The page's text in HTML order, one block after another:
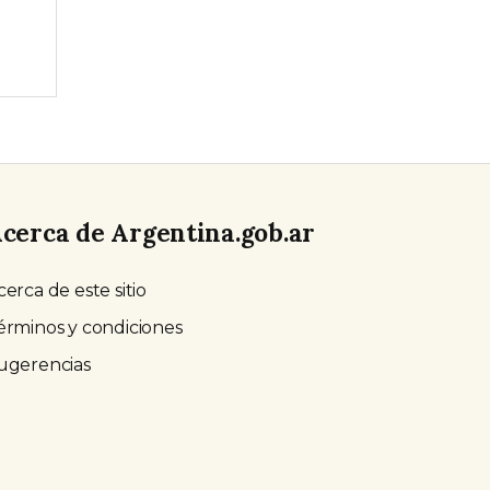
de Argentina.gob.ar
de este sitio
y condiciones